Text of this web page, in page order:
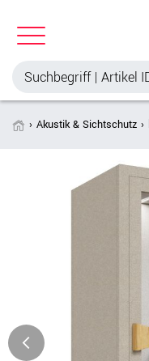
Akustik & Sichtschutz